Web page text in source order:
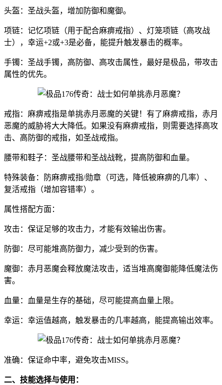
头盔：圣战头盔，增加防御和魔御。
项链：记忆项链（用于配合麻痹戒指）、灯笼项链（高攻战
士），幸运+2或+3是必备，能提升触发暴击的概率。
手镯：圣战手镯，高防御、高攻击属性，最好是极品，带攻击
属性的优先。
戒指：麻痹戒指是单挑赤月恶魔的关键！有了麻痹戒指，赤月
恶魔的威胁将大大降低。如果没有麻痹戒指，则需要选择高攻
击、高防御的戒指，如圣战戒指。
腰带和鞋子：圣战腰带和圣战战靴，提高防御和血量。
特殊装备：防麻痹戒指/勋章（可选，降低被麻痹的几率）、
复活戒指（增加容错率）。
属性搭配方面：
攻击：保证足够的攻击力，才能有效输出伤害。
防御：尽可能堆高防御力，减少受到的伤害。
魔御：赤月恶魔会释放魔法攻击，适当堆高魔御能降低魔法伤
害。
血量：血量是生存的基础，尽可能提高血量上限。
幸运：幸运值越高，触发暴击的几率越高，能提高输出效率。
准确：保证命中率，避免攻击MISS。
二、技能选择与使用：